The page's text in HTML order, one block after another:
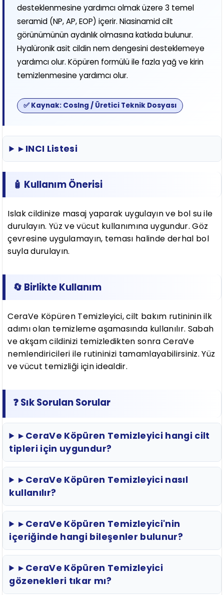
desteklenmesine yardımcı olmak üzere 3 temel
seramid (NP, AP, EOP) içerir. Niasinamid cilt
görünümünün aydınlık olmasına katkıda bulunur.
Hyalüronik asit cildin nem dengesini desteklemeye
yardımcı olur. Köpüren formülü ile fazla yağ ve kirin
temizlenmesine yardımcı olur.
✅ Kaynak: CosIng / Üretici Teknik Dosyası
▸ INCI Listesi
🧴 Kullanım Önerisi
Islak cildinize masaj yaparak uygulayın ve bol su ile
durulayın. Yüz ve vücut kullanımına uygundur. Göz
çevresine uygulamayın, teması halinde derhal bol
suyla durulayın.
🔄 Birlikte Kullanım
CeraVe Köpüren Temizleyici, cilt bakım rutininin ilk
adımı olan temizleme aşamasında kullanılır. Sabah
ve akşam cildinizi temizledikten sonra CeraVe
nemlendiricileri ile rutininizi tamamlayabilirsiniz. Yüz
ve vücut temizliği için idealdir.
❓ Sık Sorulan Sorular
▸ CeraVe Köpüren Temizleyici hangi cilt
tipleri için uygundur?
▸ CeraVe Köpüren Temizleyici nasıl
kullanılır?
▸ CeraVe Köpüren Temizleyici'nin
içeriğinde hangi bileşenler bulunur?
▸ CeraVe Köpüren Temizleyici
gözenekleri tıkar mı?